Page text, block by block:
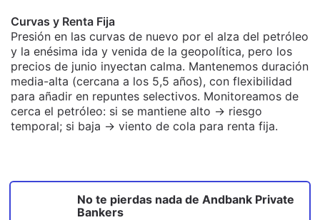
Curvas y Renta Fija
Presión en las curvas de nuevo por el alza del petróleo
y la enésima ida y venida de la geopolítica, pero los
precios de junio inyectan calma. Mantenemos duración
media-alta (cercana a los 5,5 años), con flexibilidad
para añadir en repuntes selectivos. Monitoreamos de
cerca el petróleo: si se mantiene alto → riesgo
temporal; si baja → viento de cola para renta fija.
No te pierdas nada de Andbank Private
Bankers